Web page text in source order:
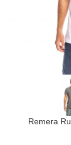
Remera